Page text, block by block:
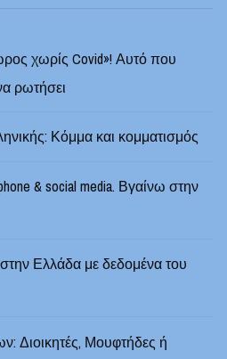
χωρίς Covid»! Αυτό που
ρωτήσει
Κόμμα και κομματισμός
& social media. Βγαίνω στην
Ελλάδα με δεδομένα του
Διοικητές, Μουφτήδες ή